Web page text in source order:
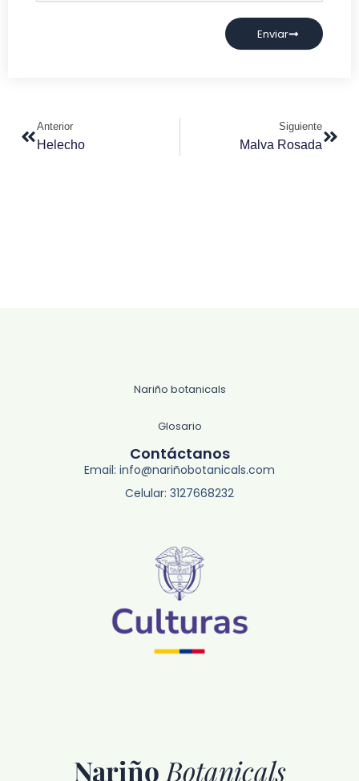
Enviar
Anterior
Helecho
Siguiente
Malva Rosada
Nariño Botanicals
Nariño botanicals
Glosario
Contáctanos
Email: info@nariñobotanicals.com
Celular: 3127668232